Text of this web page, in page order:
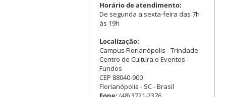
Horário de atendimento:
De segunda a sexta-feira das 7h
às 19h
Localização:
Campus Florianópolis - Trindade
Centro de Cultura e Eventos -
Fundos
CEP 88040-900
Florianópolis - SC - Brasil